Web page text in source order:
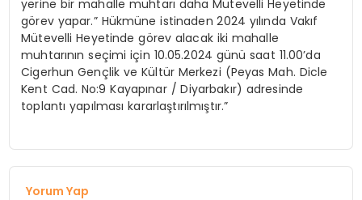
yerine bir mahalle muhtarı daha Mütevelli Heyetinde
görev yapar.” Hükmüne istinaden 2024 yılında Vakıf
Mütevelli Heyetinde görev alacak iki mahalle
muhtarının seçimi için 10.05.2024 günü saat 11.00’da
Cigerhun Gençlik ve Kültür Merkezi (Peyas Mah. Dicle
Kent Cad. No:9 Kayapınar / Diyarbakır) adresinde
toplantı yapılması kararlaştırılmıştır.”
Yorum Yap